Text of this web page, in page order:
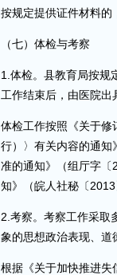
按规定提供证件材料的
（七）体检与考察
1.体检。县教育局按规
工作结束后，由医院出
体检工作按照《关于修
行）〉有关内容的通
准的通知》（组厅字〔
知》（皖人社秘〔
2.考察。考察工作采取
象的思想政治表现、道
根据《关于加快推进失